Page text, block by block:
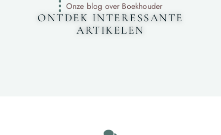
Onze blog over Boekhouder
ONTDEK INTERESSANTE
ARTIKELEN